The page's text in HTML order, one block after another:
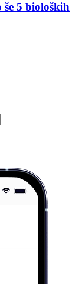
še 5 bioloških